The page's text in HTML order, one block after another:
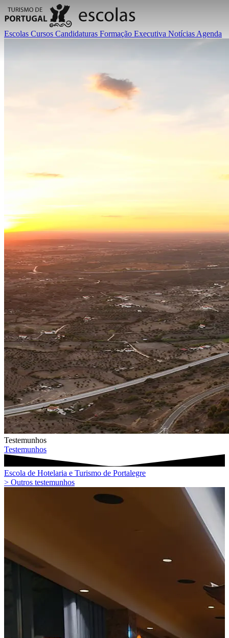
Escolas Cursos Candidaturas Formação Executiva Notícias Agenda
Testemunhos
Testemunhos
Escola de Hotelaria e Turismo de Portalegre
> Outros testemunhos